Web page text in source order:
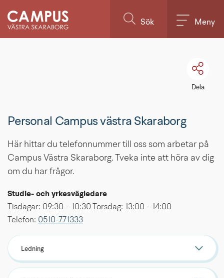
Sök Meny
Dela
Personal Campus västra Skaraborg
Här hittar du telefonnummer till oss som arbetar på
Campus Västra Skaraborg. Tveka inte att höra av dig
om du har frågor.
Studie- och yrkesvägledare
Tisdagar: 09:30 – 10:30 Torsdag: 13:00 - 14:00
Telefon: 0510-771333
Ledning